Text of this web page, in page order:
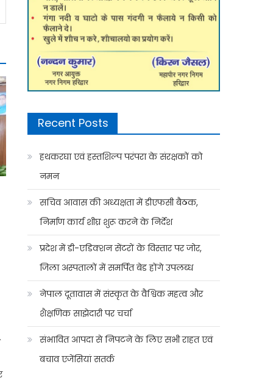
Recent Posts
हथकरघा एवं हस्तशिल्प परंपरा के संरक्षकों को
नमन
सचिव आवास की अध्यक्षता में डीएफसी बैठक,
निर्माण कार्य शीघ्र शुरू करने के निर्देश
प्रदेश में डी-एडिक्शन सेंटरों के विस्तार पर जोर,
जिला अस्पतालों में समर्पित बेड होंगे उपलब्ध
नेपाल दूतावास में संस्कृत के वैश्विक महत्व और
शैक्षणिक साझेदारी पर चर्चा
संभावित आपदा से निपटने के लिए सभी राहत एवं
बचाव एजेंसियां सतर्क